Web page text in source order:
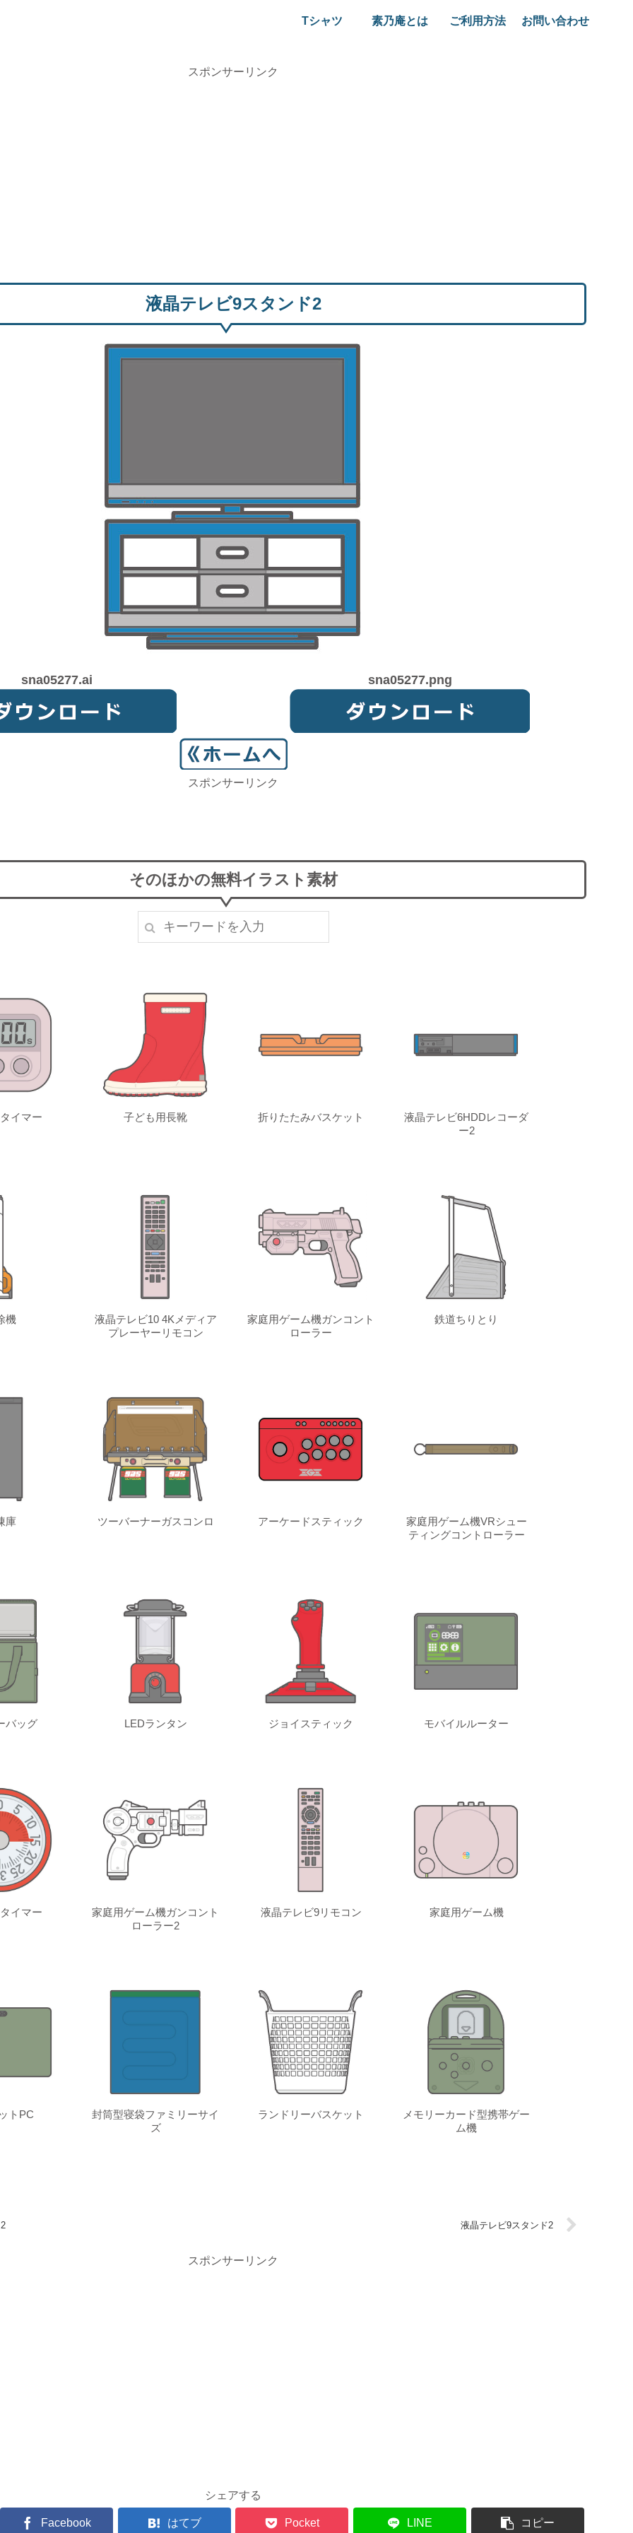
Tシャツ 素乃庵とは ご利用方法 お問い合わせ
スポンサーリンク
液晶テレビ9スタンド2
sna05277.ai sna05277.png
スポンサーリンク
そのほかの無料イラスト素材
イマー 子ども用長靴 折りたたみバスケット
液晶テレビ6HDDレコーダ
ー2
機
液晶テレビ10 4Kメディア
プレーヤーリモコン
家庭用ゲーム機ガンコント
ローラー
鉄道ちりとり
庫 ツーバーナーガスコンロ アーケードスティック
家庭用ゲーム機VRシュー
ティングコントローラー
バッグ LEDランタン ジョイスティック モバイルルーター
イマー
家庭用ゲーム機ガンコント
ローラー2
液晶テレビ9リモコン 家庭用ゲーム機
トPC
封筒型寝袋ファミリーサイ
ズ
ランドリーバスケット
メモリーカード型携帯ゲー
ム機
液晶テレビ9スタンド2
スポンサーリンク
シェアする
Facebook はてブ Pocket LINE コピー